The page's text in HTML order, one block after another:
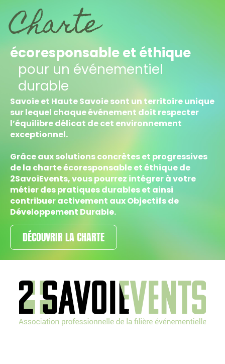
Charte
écoresponsable et éthique
pour un événementiel
durable
Savoie et Haute Savoie sont un territoire unique
sur lequel chaque événement doit respecter
l’équilibre délicat de cet environnement
exceptionnel.
Grâce aux solutions concrètes et progressives
de la charte écoresponsable et éthique de
2SavoiEvents, vous pourrez intégrer à votre
métier des pratiques durables et ainsi
contribuer activement aux Objectifs de
Développement Durable.
DÉCOUVRIR LA CHARTE